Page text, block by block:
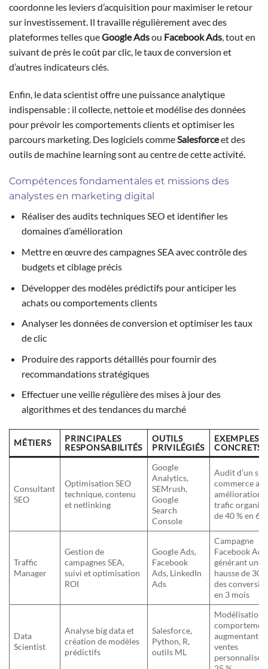
coordonne les leviers d’acquisition pour maximiser le retour
sur investissement. Il travaille régulièrement avec des
plateformes telles queGoogle Adsou Facebook Ads , tout en
suivant de près le coût par clic, le taux de conversion et
d’autres indicateurs clés.
Enfin, le data scientist offre une puissance analytique
indispensable : il collecte, nettoie et modélise des données
pour prévoir les comportements clients et optimiser les
parcours marketing. Des logiciels comme Salesforceet des
outils de machine learning sont au centre de cette activité.
Compétences fondamentales et missions des
analystes en marketing digital
Réaliser des audits techniques SEO et identifier les
domaines d’amélioration
Mettre en œuvre des campagnes SEA avec contrôle des
budgets et ciblage précis
Développer des modèles prédictifs pour anticiper les
achats ou comportements clients
Analyser les données de conversion et optimiser les taux
de clic
Produire des rapports détaillés pour fournir des
recommandations stratégiques
Effectuer une veille régulière des mises à jour des
algorithmes et des tendances du marché
MÉTIERS
PRINCIPALES
RESPONSABILITÉS
OUTILS
PRIVILÉGIÉS
EXEMPLES
CONCRETS
Consultant
SEO
Optimisation SEO
technique, contenu
et netlinking
Google
Analytics,
SEMrush,
Google
Search
Console
Audit d’un
commerce
amélioration
trafic
de 40 % en 6
Traffic
Manager
Gestion de
campagnes SEA,
suivi et optimisation
ROI
Google Ads,
Facebook
Ads, LinkedIn
Ads
Campagne
Facebook Ads
générant une
hausse de 30
des
en 3 mois
Data
Scientist
Analyse big data et
création de modèles
prédictifs
Salesforce,
Python, R,
outils ML
Modélisation
augmentant
ventes